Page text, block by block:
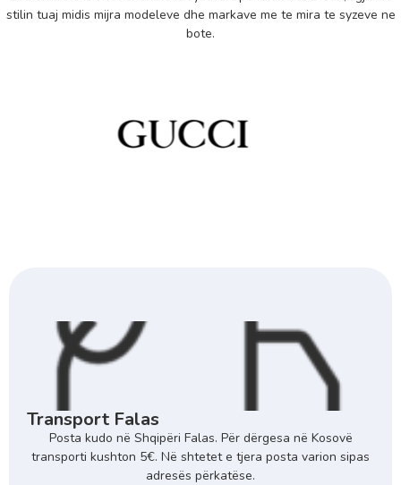
stilin tuaj midis mijra modeleve dhe markave me te mira te syzeve ne
bote.
Transport Falas
Posta kudo në Shqipëri Falas. Për dërgesa në Kosovë
transporti kushton 5€. Në shtetet e tjera posta varion sipas
adresës përkatëse.